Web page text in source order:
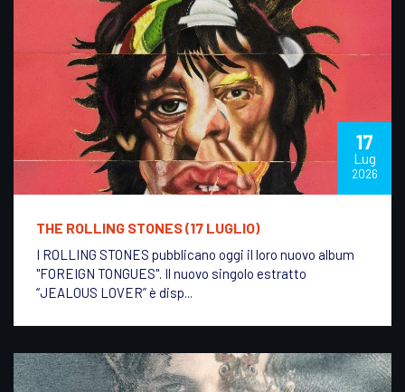
17
Lug
2026
THE ROLLING STONES (17 LUGLIO)
I ROLLING STONES pubblicano oggi il loro nuovo album
"FOREIGN TONGUES". Il nuovo singolo estratto
“JEALOUS LOVER” è disp...